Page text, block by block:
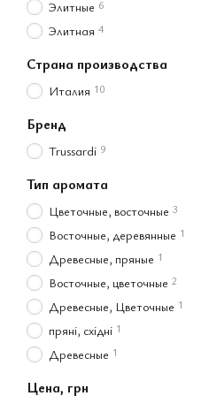
Элитные 6
Элитная 4
Страна производства
Италия 10
Бренд
Trussardi 9
Тип аромата
Цветочные, восточные 3
Восточные, деревянные 1
Древесные, пряные 1
Восточные, цветочные 2
Древесные, Цветочные 1
пряні, східні 1
Древесные 1
Цена, грн